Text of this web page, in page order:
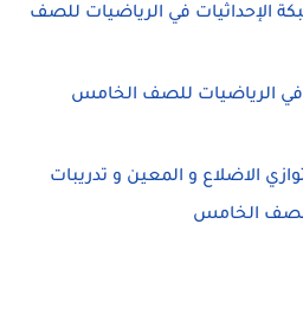
الإحداثيات في الرياضيات للصف
في الرياضيات للصف الخامس
الاضلاع و المعين و تدريبات
للصف الخامس